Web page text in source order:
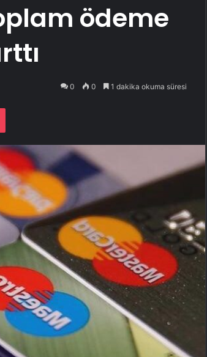
ödeme
0 0 1 dakika okuma süresi
Pocket